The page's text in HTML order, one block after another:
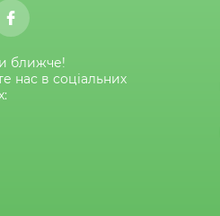
ближче!
нас в соціальних